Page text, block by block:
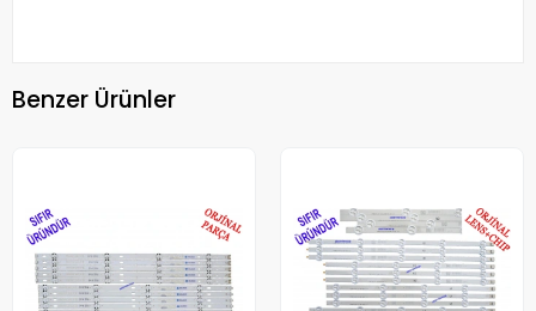
Benzer Ürünler